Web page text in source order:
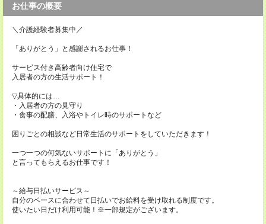
お仕事の概要
＼介護経験者募集中／
「ありがとう」と感謝されるお仕事！
サービス付き高齢者向け住宅で
入居者の方の生活サポート！
▽具体的には…
・入居者の方の見守り
・食事の配膳、入浴やトイレ時のサポートなど
困りごとの相談など日常生活のサポートをしていただきます！
一つ一つの何気ないサポートに「ありがとう」
と言ってもらえるお仕事です！
～給与日払いサービス～
自分のペースに合わせて日払いでお給料を受け取れる制度です。
使いたい日だけ利用可能！※一部規定がございます。